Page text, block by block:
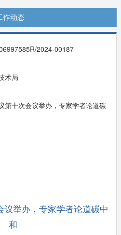
作动态
2024-00187
术局
第十次会议举办，专家学者论道碳
举办，专家学者论道碳中
和